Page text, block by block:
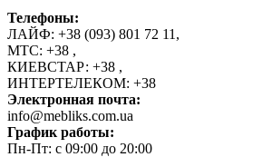
Телефоны:
ЛАЙФ: +38 (093) 801 72 11 ,
МТС: +38 ,
КИЕВСТАР: +38 ,
ИНТЕРТЕЛЕКОМ: +38
Электронная почта:
info@mebliks.com.ua
График работы:
Пн-Пт: с 09:00 до 20:00